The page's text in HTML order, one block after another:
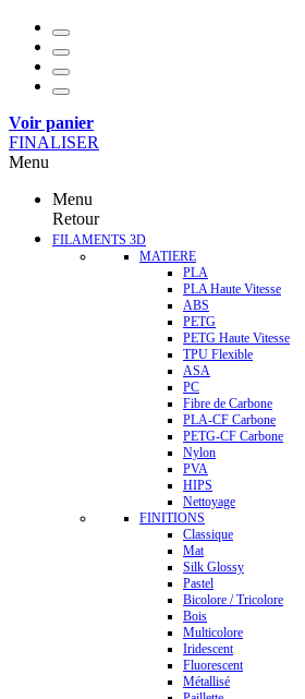
Voir panier
FINALISER
Menu
Menu
Retour
FILAMENTS 3D
MATIERE
PLA
PLA Haute Vitesse
ABS
PETG
PETG Haute Vitesse
TPU Flexible
ASA
PC
Fibre de Carbone
PLA-CF Carbone
PETG-CF Carbone
Nylon
PVA
HIPS
Nettoyage
FINITIONS
Classique
Mat
Silk Glossy
Pastel
Bicolore / Tricolore
Bois
Multicolore
Iridescent
Fluorescent
Métallisé